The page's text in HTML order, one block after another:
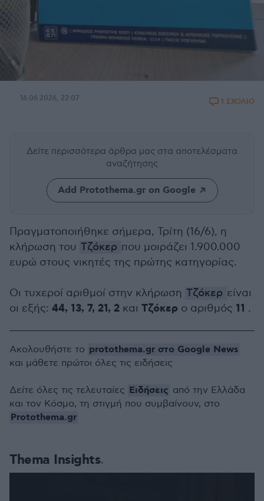
16.06.2026, 22:07 1 ΣΧΟΛΙΟ
Δείτε περισσότερα άρθρα μας στα αποτελέσματα
αναζήτησης
Add Protothema.gr on Google
Πραγματοποιήθηκε σήμερα, Τρίτη (16/6), η
κλήρωση του Τζόκερ που μοιράζει 1.900.000
ευρώ στους νικητές της πρώτης κατηγορίας.
Οι τυχεροί αριθμοί στην κλήρωση Τζόκερ είναι
οι εξής: 44, 13, 7, 21, 2 και Τζόκερ ο αριθμός 11 .
Thema Insights
Ακολουθήστε το protothema.gr στο Google News
και μάθετε πρώτοι όλες τις ειδήσεις
Δείτε όλες τις τελευταίες Ειδήσεις από την Ελλάδα
και τον Κόσμο, τη στιγμή που συμβαίνουν, στο
Protothema.gr